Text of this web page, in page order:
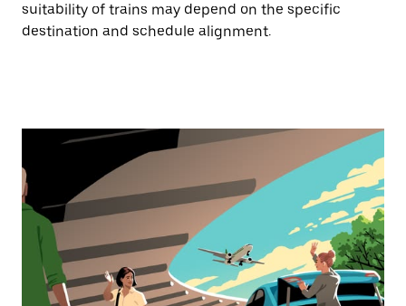
suitability of trains may depend on the specific
destination and schedule alignment.